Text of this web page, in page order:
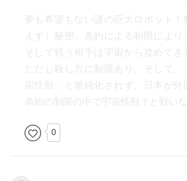
夢も希望もない謎の巨大ロボット！
えず）秘密。条約による制限により
そして戦う相手は宇宙から攻めて
ただし殺し方に制限あり。そして
宙怪獣」と単純化されず、日本が外
条約の制限の中で宇宙怪獣？と戦い
0